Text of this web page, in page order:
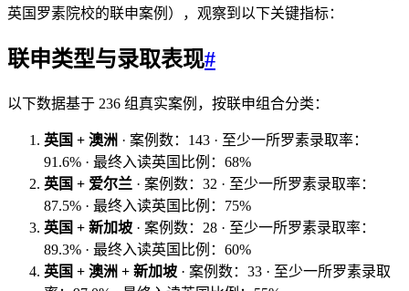
英国罗素院校的联申案例），观察到以下关键指标：
联申类型与录取表现#
以下数据基于 236 组真实案例，按联申组合分类：
英国 + 澳洲 · 案例数：143 · 至少一所罗素录取率：
91.6% · 最终入读英国比例：68%
英国 + 爱尔兰 · 案例数：32 · 至少一所罗素录取率：
87.5% · 最终入读英国比例：75%
英国 + 新加坡 · 案例数：28 · 至少一所罗素录取率：
89.3% · 最终入读英国比例：60%
英国 + 澳洲 + 新加坡 · 案例数：33 · 至少一所罗素录取